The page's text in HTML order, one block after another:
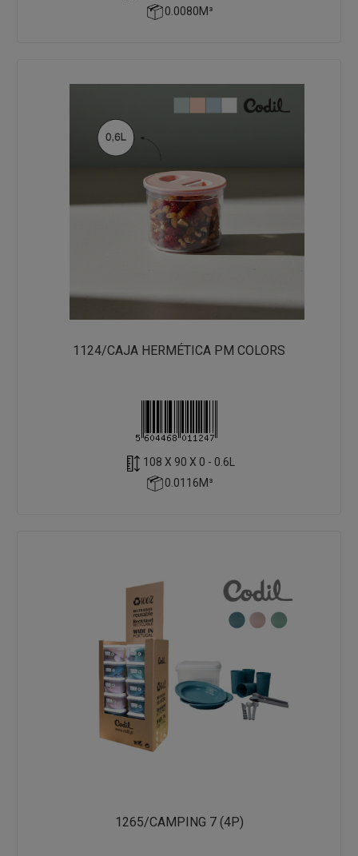
0.0080M³
1124/CAJA HERMÉTICA PM COLORS
108 X 90 X 0 - 0.6L
0.0116M³
1265/CAMPING 7 (4P)